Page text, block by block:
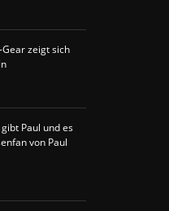
zeigt sich
Paul und es
von Paul